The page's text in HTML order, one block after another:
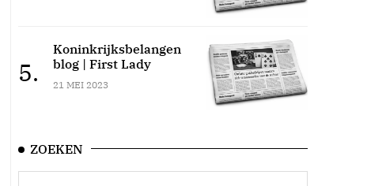
5.
Koninkrijksbelangen
blog | First Lady
21 MEI 2023
ZOEKEN